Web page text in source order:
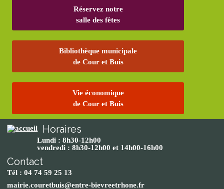
Réservez notre
salle des fêtes
Bibliothèque municipale
de Cour et Buis
Vie économique
de Cour et Buis
Horaires
Lundi : 8h30-12h00
vendredi : 8h30-12h00 et 14h00-16h00
Contact
Tél : 04 74 59 25 13
mairie.couretbuis@entre-bievreetrhone.fr